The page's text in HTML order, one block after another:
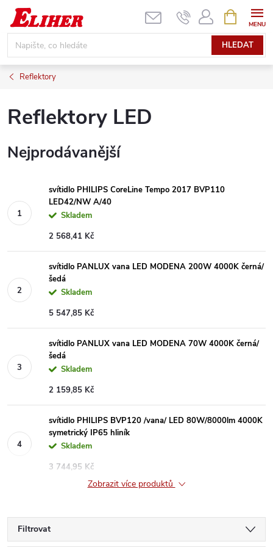
Přejít
obsah
HLEDAT
NÁKUPNÍ
KOŠÍK
Reflektory
Reflektory LED
Nejprodávanější
svítidlo PHILIPS CoreLine Tempo 2017 BVP110
LED42/NW A/40
Skladem
2 568,41 Kč
svítidlo PANLUX vana LED MODENA 200W 4000K černá/
šedá
Skladem
5 547,85 Kč
svítidlo PANLUX vana LED MODENA 70W 4000K černá/
šedá
Skladem
2 159,85 Kč
svítidlo PHILIPS BVP120 /vana/ LED 80W/8000lm 4000K
symetrický IP65 hliník
Skladem
3 744,95 Kč
Zobrazit více produktů
Filtrovat